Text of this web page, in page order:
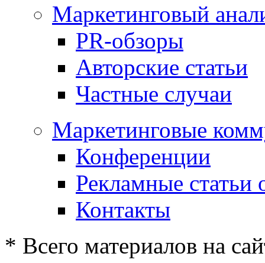
Маркетинговый
PR-обзоры
Авторские статьи
Частные случаи
Маркетинговые
Конференции
Рекламные статьи
Контакты
* Всего материалов на